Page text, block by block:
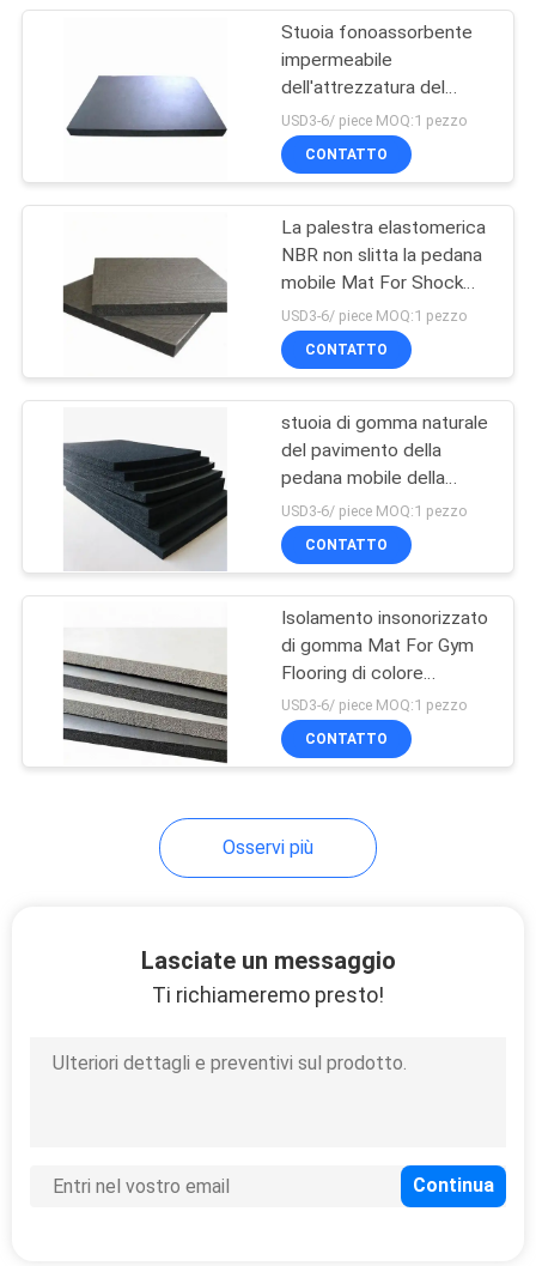
Presa della maniglia
della gomma
espansa
Stuoia del
pavimento della
pedana mobile
13
Clay Shooting
Targets
Clay Pigeon Targets
non stuoia di yoga
Stuoia fonoassorbente
impermeabile
dell'attrezzatura del
pavimento della pedana
mobile di 1800mm NBR
USD3-6/ piece MOQ:1 pezzo
CONTATTO
La palestra elastomerica
NBR non slitta la pedana
mobile Mat For Shock
Absorption di 750mm
USD3-6/ piece MOQ:1 pezzo
CONTATTO
stuoia di gomma naturale
del pavimento della
pedana mobile della
schiuma di resistenza
all'acqua di 4mm NBR
USD3-6/ piece MOQ:1 pezzo
CONTATTO
Isolamento insonorizzato
di gomma Mat For Gym
Flooring di colore
differente NBR
USD3-6/ piece MOQ:1 pezzo
CONTATTO
Osservi più
Lasciate un messaggio
Ti richiameremo presto!